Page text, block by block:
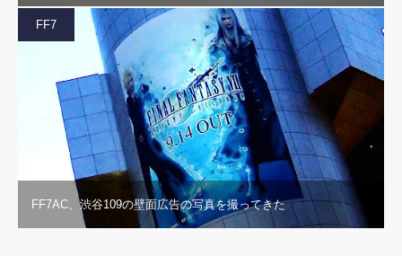
FF7
FF7AC、渋谷109の壁面広告の写真を撮ってきた